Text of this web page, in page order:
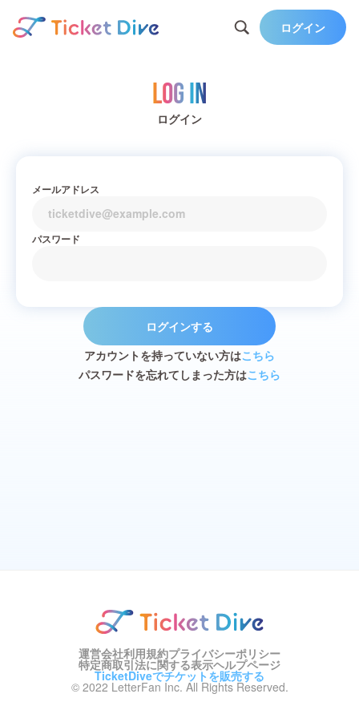
ログイン
Log in
ログイン
メールアドレス
パスワード
ログインする
アカウントを持っていない方はこちら
パスワードを忘れてしまった方はこちら
運営会社利用規約プライバシーポリシー
特定商取引法に関する表示ヘルプページ
TicketDiveでチケットを販売する
© 2022 LetterFan Inc. All Rights Reserved.